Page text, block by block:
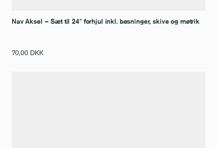
Nav Aksel – Sæt til 24″ forhjul inkl. bøsninger, skive og møtrik
70,00 DKK